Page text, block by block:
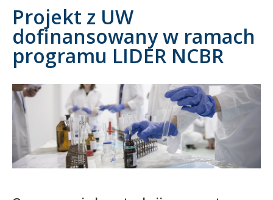
Doktorant
Pracownik
Kandydat
Absolwent
Projekt z UW
dofinansowany w ramach
programu LIDER NCBR